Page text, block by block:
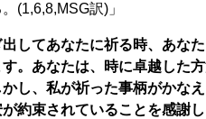
(1,6,8,MSG訳)」
してあなたに祈る時、あな
。あなたは、時に卓越した
し、私が祈った事柄がかな
約束されていることを感謝